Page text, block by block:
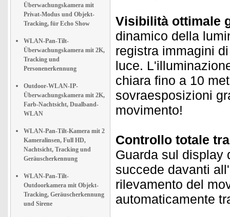
Überwachungskamera mit
Privat-Modus und Objekt-
Tracking, für Echo Show
WLAN-Pan-Tilt-
Überwachungskamera mit 2K,
Tracking und
Personenerkennung
Outdoor-WLAN-IP-
Überwachungskamera mit 2K,
Farb-Nachtsicht, Dualband-
WLAN
WLAN-Pan-Tilt-Kamera mit 2
Kameralinsen, Full HD,
Nachtsicht, Tracking und
Geräuscherkennung
WLAN-Pan-Tilt-
Outdoorkamera mit Objekt-
Tracking, Geräuscherkennung
und Sirene
Visibilità ottimale
dinamico della
registra immagini
luce.
chiara fino a 10
sovraesposizioni
movimento!
Controllo totale
Guarda sul display
succede davanti
rilevamento del
automaticamente